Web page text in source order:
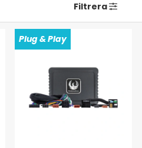
Filtrera
Plug & Play